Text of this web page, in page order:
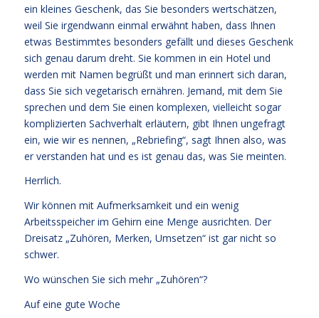
ein kleines Geschenk, das Sie besonders wertschätzen,
weil Sie irgendwann einmal erwähnt haben, dass Ihnen
etwas Bestimmtes besonders gefällt und dieses Geschenk
sich genau darum dreht. Sie kommen in ein Hotel und
werden mit Namen begrüßt und man erinnert sich daran,
dass Sie sich vegetarisch ernähren. Jemand, mit dem Sie
sprechen und dem Sie einen komplexen, vielleicht sogar
komplizierten Sachverhalt erläutern, gibt Ihnen ungefragt
ein, wie wir es nennen, „Rebriefing“, sagt Ihnen also, was
er verstanden hat und es ist genau das, was Sie meinten.
Herrlich.
Wir können mit Aufmerksamkeit und ein wenig
Arbeitsspeicher im Gehirn eine Menge ausrichten. Der
Dreisatz „Zuhören, Merken, Umsetzen“ ist gar nicht so
schwer.
Wo wünschen Sie sich mehr „Zuhören“?
Auf eine gute Woche